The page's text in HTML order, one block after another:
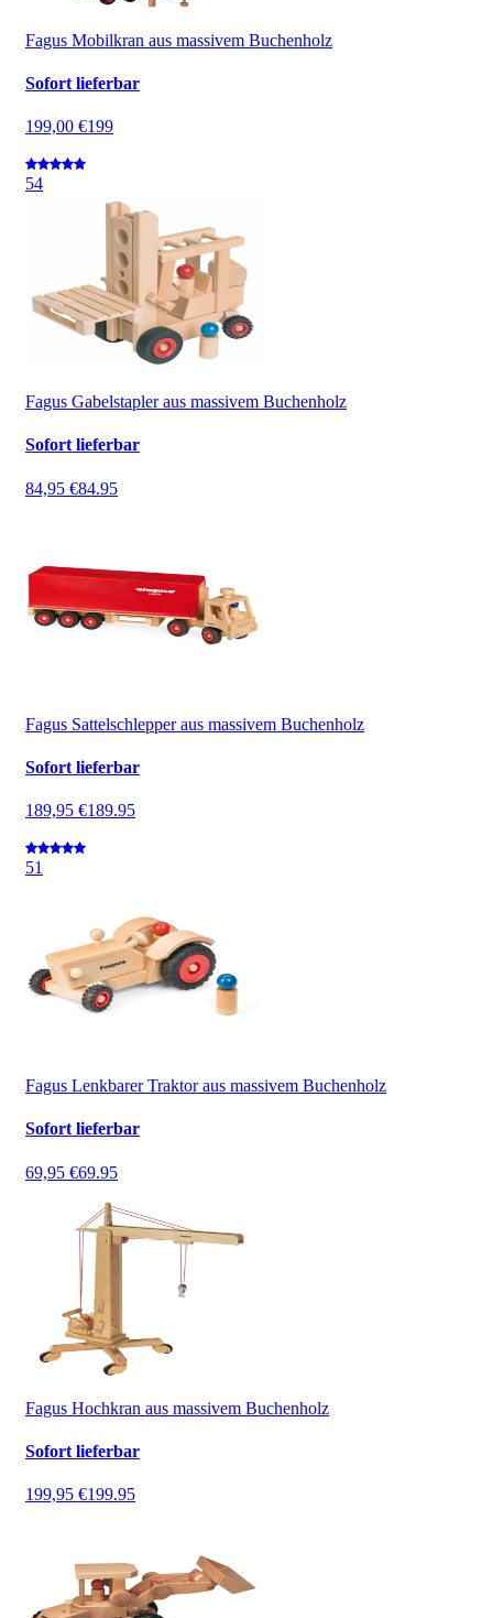
Fagus Mobilkran aus massivem Buchenholz
Sofort lieferbar
199,00 €199
54
Fagus Gabelstapler aus massivem Buchenholz
Sofort lieferbar
84,95 €84.95
Fagus Sattelschlepper aus massivem Buchenholz
Sofort lieferbar
189,95 €189.95
51
Fagus Lenkbarer Traktor aus massivem Buchenholz
Sofort lieferbar
69,95 €69.95
Fagus Hochkran aus massivem Buchenholz
Sofort lieferbar
199,95 €199.95